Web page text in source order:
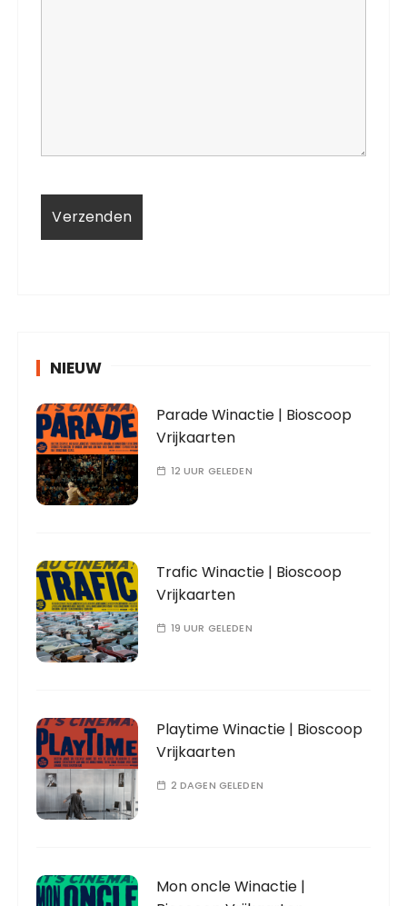
NIEUW
Parade Winactie | Bioscoop
Vrijkaarten
12 UUR GELEDEN
Trafic Winactie | Bioscoop
Vrijkaarten
19 UUR GELEDEN
Playtime Winactie | Bioscoop
Vrijkaarten
2 DAGEN GELEDEN
Mon oncle Winactie |